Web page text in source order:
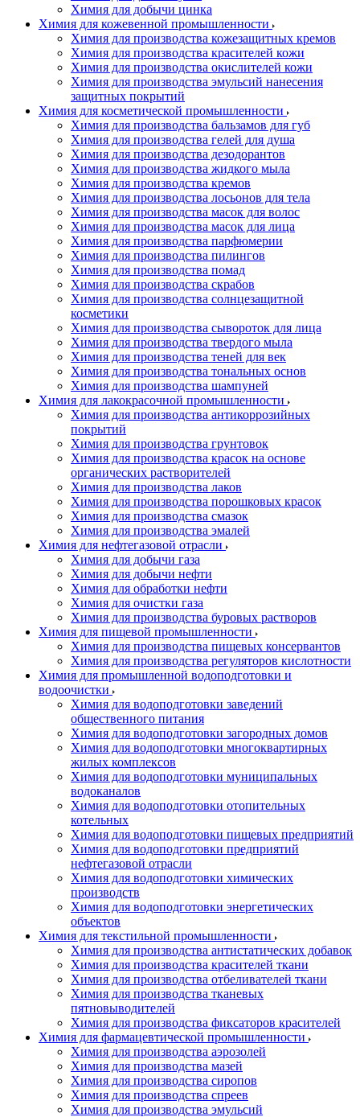
Химия для добычи цинка
Химия для кожевенной промышленности
Химия для производства кожезащитных кремов
Химия для производства красителей кожи
Химия для производства окислителей кожи
Химия для производства эмульсий нанесения
защитных покрытий
Химия для косметической промышленности
Химия для производства бальзамов для губ
Химия для производства гелей для душа
Химия для производства дезодорантов
Химия для производства жидкого мыла
Химия для производства кремов
Химия для производства лосьонов для тела
Химия для производства масок для волос
Химия для производства масок для лица
Химия для производства парфюмерии
Химия для производства пилингов
Химия для производства помад
Химия для производства скрабов
Химия для производства солнцезащитной
косметики
Химия для производства сывороток для лица
Химия для производства твердого мыла
Химия для производства теней для век
Химия для производства тональных основ
Химия для производства шампуней
Химия для лакокрасочной промышленности
Химия для производства антикоррозийных
покрытий
Химия для производства грунтовок
Химия для производства красок на основе
органических растворителей
Химия для производства лаков
Химия для производства порошковых красок
Химия для производства смазок
Химия для производства эмалей
Химия для нефтегазовой отрасли
Химия для добычи газа
Химия для добычи нефти
Химия для обработки нефти
Химия для очистки газа
Химия для производства буровых растворов
Химия для пищевой промышленности
Химия для производства пищевых консервантов
Химия для производства регуляторов кислотности
Химия для промышленной водоподготовки и
водоочистки
Химия для водоподготовки заведений
общественного питания
Химия для водоподготовки загородных домов
Химия для водоподготовки многоквартирных
жилых комплексов
Химия для водоподготовки муниципальных
водоканалов
Химия для водоподготовки отопительных
котельных
Химия для водоподготовки пищевых предприятий
Химия для водоподготовки предприятий
нефтегазовой отрасли
Химия для водоподготовки химических
производств
Химия для водоподготовки энергетических
объектов
Химия для текстильной промышленности
Химия для производства антистатических добавок
Химия для производства красителей ткани
Химия для производства отбеливателей ткани
Химия для производства тканевых
пятновыводителей
Химия для производства фиксаторов красителей
Химия для фармацевтической промышленности
Химия для производства аэрозолей
Химия для производства мазей
Химия для производства сиропов
Химия для производства спреев
Химия для производства эмульсий